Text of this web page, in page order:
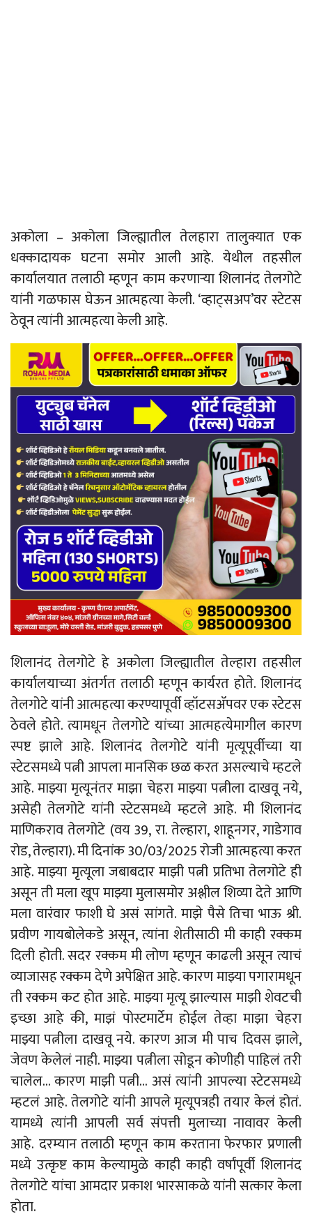
अकोला – अकोला जिल्ह्यातील तेलहारा तालुक्यात एक
धक्कादायक घटना समोर आली आहे. येथील तहसील
कार्यालयात तलाठी म्हणून काम करणाऱ्या शिलानंद तेलगोटे
यांनी गळफास घेऊन आत्महत्या केली. ‘व्हाट्सअप’वर स्टेटस
ठेवून त्यांनी आत्महत्या केली आहे.
शिलानंद तेलगोटे हे अकोला जिल्ह्यातील तेल्हारा तहसील
कार्यालयाच्या अंतर्गत तलाठी म्हणून कार्यरत होते. शिलानंद
तेलगोटे यांनी आत्महत्या करण्यापूर्वी व्हॉटसॲपवर एक स्टेटस
ठेवले होते. त्यामधून तेलगोटे यांच्या आत्महत्येमागील कारण
स्पष्ट झाले आहे. शिलानंद तेलगोटे यांनी मृत्यूपूर्वीच्या या
स्टेटसमध्ये पत्नी आपला मानसिक छळ करत असल्याचे म्हटले
आहे. माझ्या मृत्यूनंतर माझा चेहरा माझ्या पत्नीला दाखवू नये,
असेही तेलगोटे यांनी स्टेटसमध्ये म्हटले आहे. मी शिलानंद
माणिकराव तेलगोटे (वय 39, रा. तेल्हारा, शाहूनगर, गाडेगाव
रोड, तेल्हारा). मी दिनांक 30/03/2025 रोजी आत्महत्या करत
आहे. माझ्या मृत्यूला जबाबदार माझी पत्नी प्रतिभा तेलगोटे ही
असून ती मला खूप माझ्या मुलासमोर अश्लील शिव्या देते आणि
मला वारंवार फाशी घे असं सांगते. माझे पैसे तिचा भाऊ श्री.
प्रवीण गायबोलेकडे असून, त्यांना शेतीसाठी मी काही रक्कम
दिली होती. सदर रक्कम मी लोण म्हणून काढली असून त्याचं
व्याजासह रक्कम देणे अपेक्षित आहे. कारण माझ्या पगारामधून
ती रक्कम कट होत आहे. माझ्या मृत्यू झाल्यास माझी शेवटची
इच्छा आहे की, माझं पोस्टमार्टेम होईल तेव्हा माझा चेहरा
माझ्या पत्नीला दाखवू नये. कारण आज मी पाच दिवस झाले,
जेवण केलेलं नाही. माझ्या पत्नीला सोडून कोणीही पाहिलं तरी
चालेल… कारण माझी पत्नी… असं त्यांनी आपल्या स्टेटसमध्ये
म्हटलं आहे. तेलगोटे यांनी आपले मृत्यूपत्रही तयार केलं होतं.
यामध्ये त्यांनी आपली सर्व संपत्ती मुलाच्या नावावर केली
आहे. दरम्यान तलाठी म्हणून काम करताना फेरफार प्रणाली
मध्ये उत्कृष्ट काम केल्यामुळे काही काही वर्षांपूर्वी शिलानंद
तेलगोटे यांचा आमदार प्रकाश भारसाकळे यांनी सत्कार केला
होता.